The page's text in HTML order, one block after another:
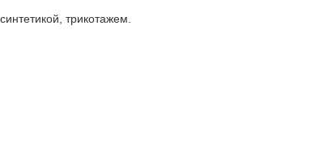
трикотажем.